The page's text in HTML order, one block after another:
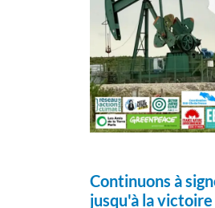
Continuons à
jusqu'à la